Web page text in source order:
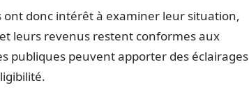
donc intérêt à examiner leur situation,
leurs revenus restent conformes aux
publiques peuvent apporter des éclairages